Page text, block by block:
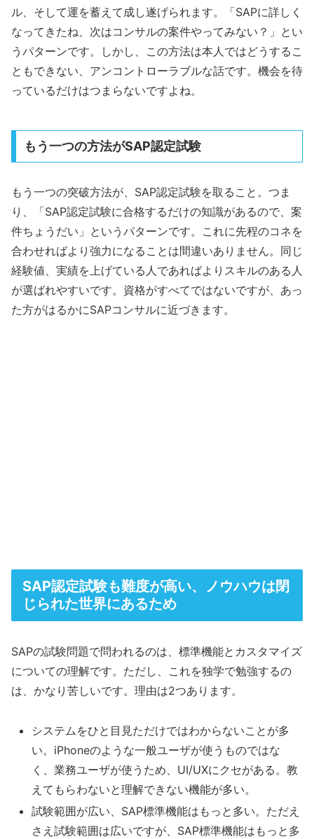
ル、そして運を蓄えて成し遂げられます。「SAPに詳しく
なってきたね、次はコンサルの案件やってみない？」とい
うパターンです。しかし、この方法は本人ではどうするこ
ともできない、アンコントローラブルな話です。機会を待
っているだけはつまらないですよね。
もう一つの方法がSAP認定試験
もう一つの突破方法が、SAP認定試験を取ること。つま
り、「SAP認定試験に合格するだけの知識があるので、案
件ちょうだい」というパターンです。これに先程のコネを
合わせればより強力になることは間違いありません。同じ
経験値、実績を上げている人であればよりスキルのある人
が選ばれやすいです。資格がすべてではないですが、あっ
た方がはるかにSAPコンサルに近づきます。
SAP認定試験も難度が高い、ノウハウは閉
じられた世界にあるため
SAPの試験問題で問われるのは、標準機能とカスタマイズ
についての理解です。ただし、これを独学で勉強するの
は、かなり苦しいです。理由は2つあります。
システムをひと目見ただけではわからないことが多
い。iPhoneのような一般ユーザが使うものではな
く、業務ユーザが使うため、UI/UXにクセがある。教
えてもらわないと理解できない機能が多い。
試験範囲が広い、SAP標準機能はもっと多い。ただえ
さえ試験範囲は広いですが、SAP標準機能はもっと多